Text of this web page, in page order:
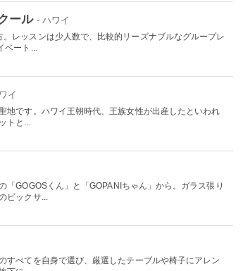
ール - ハワイ
レッスンは少人数で、比較的リーズナブルなグループレ
ベート...
イ
地です。ハワイ王朝時代、王族女性が出産したといわれ
トと...
GOGOSくん」と「GOPANIちゃん」から。ガラス張り
ビックサ...
すべてを自身で選び、厳選したテーブルや椅子にアレン